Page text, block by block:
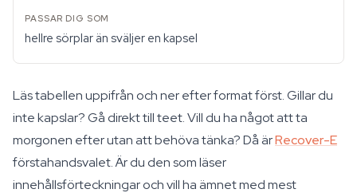
hellre sörplar än sväljer en kapsel
Läs tabellen uppifrån och ner efter format först. Gillar du
inte kapslar? Gå direkt till teet. Vill du ha något att ta
morgonen efter utan att behöva tänka? Då ärRecover-E
förstahandsvalet. Är du den som läser
innehållsförteckningar och vill ha ämnet med mest